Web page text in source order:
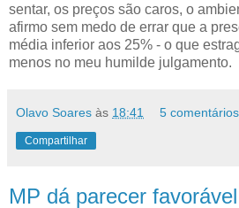
sentar, os preços são caros, o
afirmo sem medo de errar que a
média inferior aos 25% - o que
menos no meu humilde julgamento.
Olavo Soares às 18:41 5
Compartilhar
MP dá parecer